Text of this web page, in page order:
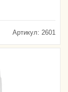
Артикул: 2601